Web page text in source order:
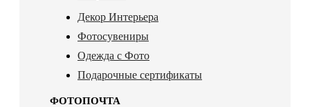
Декор Интерьера
Фотосувениры
Одежда с Фото
Подарочные сертификаты
ФОТОПОЧТА